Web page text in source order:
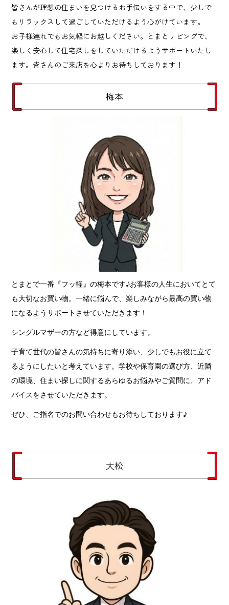
皆さんが理想の住まいを見つけるお手伝いをする中で、少しで
もリラックスして過ごしていただけるよう心がけています。
お子様連れでもお気軽にお越しください。とまとリビングで、
楽しく安心して住宅探しをしていただけるようサポートいたし
ます。皆さんのご来店を心よりお待ちしております！
梅本
とまとで一番『フッ軽』の梅本です♪お客様の人生においてとて
も大切なお買い物。一緒に悩んで、楽しみながら最高の買い物
になるようサポートさせていただきます！
シングルマザーの方など得意にしています。
子育て世代の皆さんの気持ちに寄り添い、少しでもお役に立て
るようにしたいと考えています。学校や保育園の選び方、近隣
の環境、住まい探しに関するあらゆるお悩みやご質問に、アド
バイスをさせていただきます。
ぜひ、ご指名でのお問い合わせもお待ちしております♪
大松